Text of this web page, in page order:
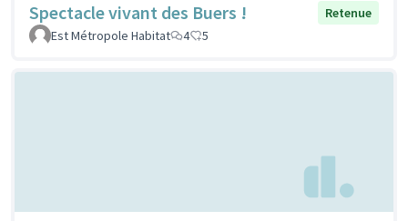
Spectacle vivant des Buers !
Retenue
Est Métropole Habitat
4 5